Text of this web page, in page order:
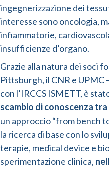
ingegnerizzazione dei
interesse sono oncologia,
infiammatorie,
insufficienze d’organo.
Grazie alla natura dei soci
Pittsburgh, il CNR e
con l’IRCCS ISMETT, è
scambio di conoscenza
un approccio “from bench
la ricerca di base con lo
terapie, medical device e
sperimentazione clinica,